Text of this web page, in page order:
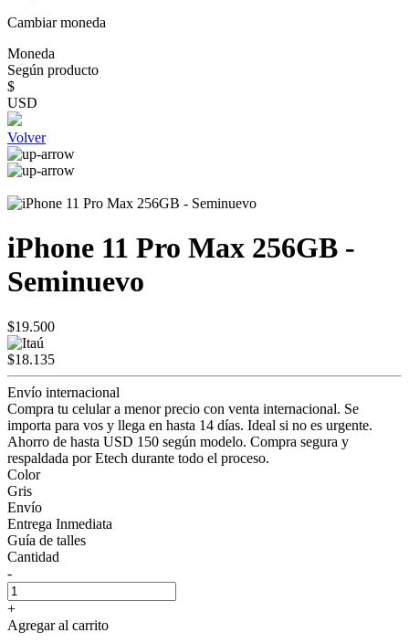
Cambiar moneda
Moneda
Según producto
$
USD
Volver
iPhone 11 Pro Max 256GB -
Seminuevo
$19.500
$18.135
Envío internacional
Compra tu celular a menor precio con venta internacional. Se
importa para vos y llega en hasta 14 días. Ideal si no es urgente.
Ahorro de hasta USD 150 según modelo. Compra segura y
respaldada por Etech durante todo el proceso.
Color
Gris
Envío
Entrega Inmediata
Guía de talles
Cantidad
-
+
Agregar al carrito